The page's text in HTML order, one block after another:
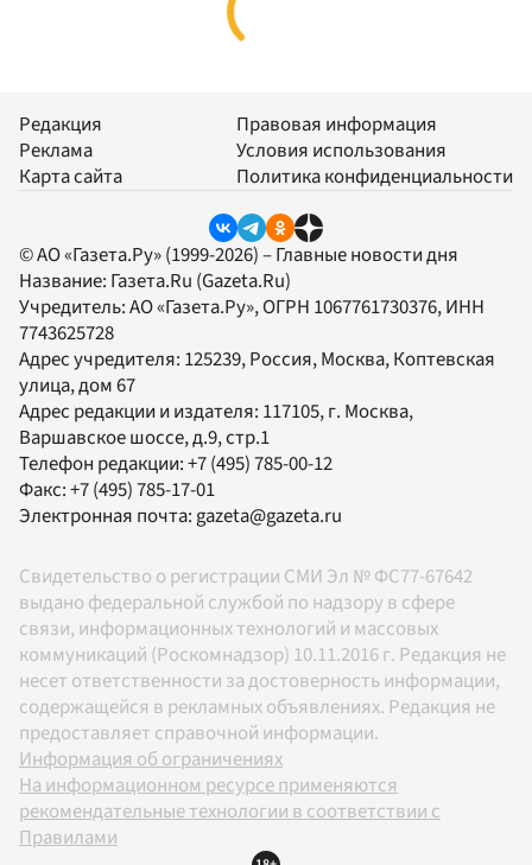
Редакция
Реклама
Карта сайта
Правовая информация
Условия использования
Политика конфиденциальности
© АО «Газета.Ру» (1999-2026) – Главные новости дня
Название: Газета.Ru (Gazeta.Ru)
Учредитель:АО «Газета.Ру», ОГРН 1067761730376, ИНН
7743625728
Адрес учредителя: 125239, Россия, Москва, Коптевская
улица, дом 67
Адрес редакции и издателя: 117105, г. Москва,
Варшавское шоссе, д.9, стр.1
Телефон редакции:+7 (495) 785-00-12
Факс:+7 (495) 785-17-01
Электронная почта:gazeta@gazeta.ru
Свидетельство о регистрации СМИ Эл № ФС77-67642
выдано федеральной службой по надзору в сфере
связи, информационных технологий и массовых
коммуникаций (Роскомнадзор) 10.11.2016 г. Редакция не
несет ответственности за достоверность информации,
содержащейся в рекламных объявлениях. Редакция не
предоставляет справочной информации.
Информация об ограничениях
На информационном ресурсе применяются
рекомендательные технологии в соответствии с
Правилами